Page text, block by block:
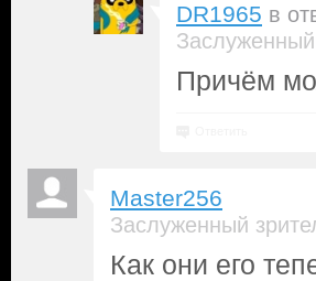
DR1965 в
Причём
Master256
Заслуженный
Как они его